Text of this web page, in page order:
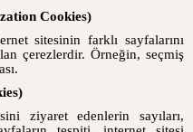
Cookies)
sitesinin farklı sayfalarını
çerezlerdir. Örneğin, seçmiş
ziyaret edenlerin sayıları,